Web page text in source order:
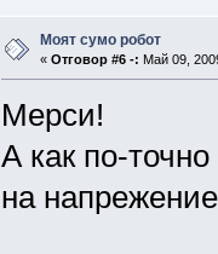
Моят сумо робот
« Отговор #6 -: Май 09,
Мерси!
А как по-
на